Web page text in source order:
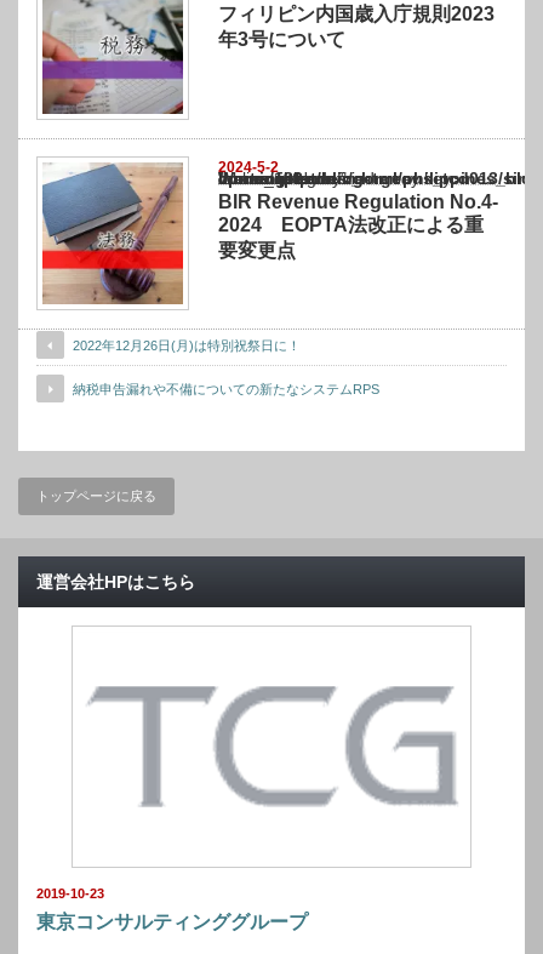
フィリピン内国歳入庁規則2023
年3号について
2024-5-2
Warning
: Undefined array key "show_category" in
/home/netst/kuno-cpa.co.jp/public_html/philippines_blog/wp-content/themes/
on line183
BIR Revenue Regulation No.4-
2024 EOPTA法改正による重
要変更点
2022年12月26日(月)は特別祝祭日に！
納税申告漏れや不備についての新たなシステムRPS
トップページに戻る
運営会社HPはこちら
2019-10-23
東京コンサルティンググループ